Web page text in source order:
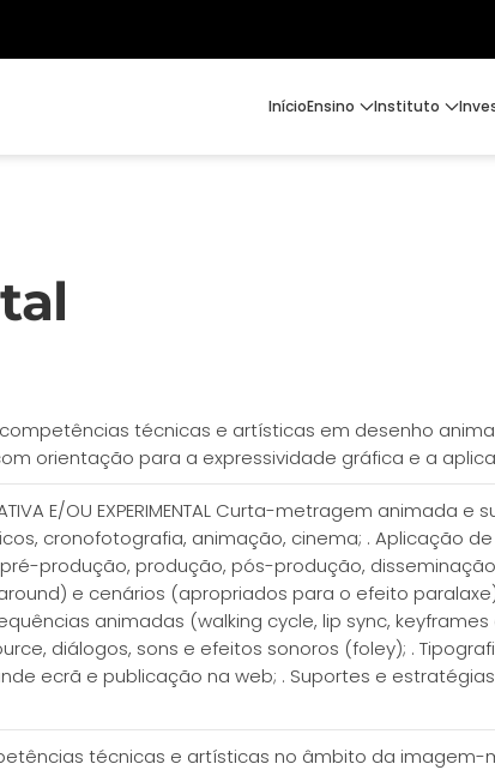
InícioEnsino Instituto
técnicas e artísticas em desenho
orientação para a expressividade gráfica e a
E/OU EXPERIMENTAL Curta-metragem
cronofotografia, animação, cinema; . Aplicação
produção, produção, pós-produção,
e cenários (apropriados para o efeito
animadas (walking cycle, lip sync,
diálogos, sons e efeitos sonoros (foley); .
ecrã e publicação na web; . Suportes e
técnicas e artísticas no âmbito da